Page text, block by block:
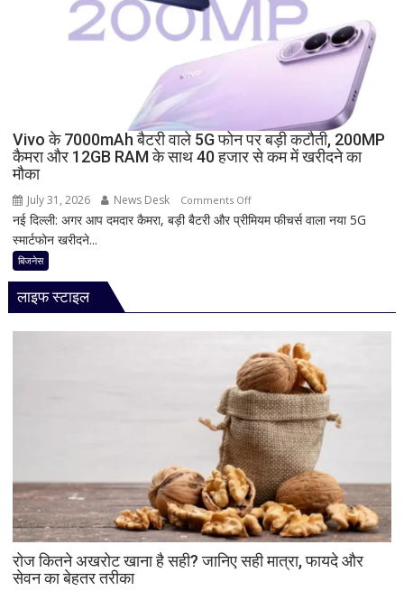
राहत,
19
किलो
₹209
तक
आपके
Vivo के 7000mAh बैटरी वाले 5G फोन पर बड़ी कटौती, 200MP
कैमरा और 12GB RAM के साथ 40 हजार से कम में खरीदने का
मौका
July 31, 2026 News Desk Comments Offon
Vivo
पर
बड़ी
कटौती,
200MP
कैमरा
और
12GB
RAM
के
साथ
40
नई दिल्ली: अगर आप दमदार कैमरा, बड़ी बैटरी और प्रीमियम फीचर्स वाला नया 5G
स्मार्टफोन खरीदने...
बिजनेस
लाइफ स्टाइल
रोज कितने अखरोट खाना है सही? जानिए सही मात्रा, फायदे और
सेवन का बेहतर तरीका